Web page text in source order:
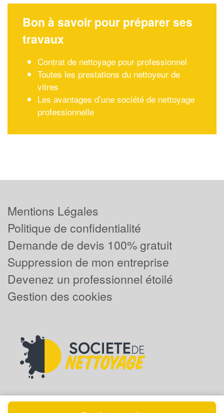
Bon à savoir pour préparer ses
travaux
Contrat de nettoyage pour professionnel
Toutes les prestations du nettoyeur de
vitres
Les avantages d’une société de nettoyage
professionnelle
Mentions Légales
Politique de confidentialité
Demande de devis 100% gratuit
Suppression de mon entreprise
Devenez un professionnel étoilé
Gestion des cookies